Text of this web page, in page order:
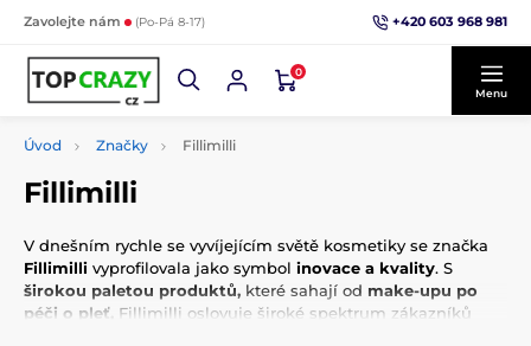
Zavolejte nám (Po-Pá 8-17) +420 603 968 981
0
Menu
Úvod Značky Fillimilli
Fillimilli
V dnešním rychle se vyvíjejícím světě kosmetiky se značka
Fillimilli vyprofilovala jako symbol inovace a kvality. S
širokou paletou produktů, které sahají od make-upu po
péči o pleť, Fillimilli oslovuje široké spektrum zákazníků